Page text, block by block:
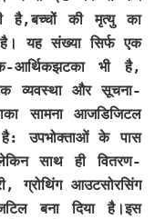
है,बच्चों की मृत्यु का
यह संख्या सिर्फ एक
आर्थिकझटका भी है,
व्यवस्था और सूचना-
सामना आजडिजिटल
है: उपभोक्ताओं के पास
साथ ही वितरण-
ग्रोथिंग आउटसोरसिंग
बना दिया है।इस